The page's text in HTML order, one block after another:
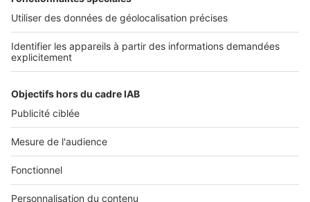
Tous nos services pro
Accès client
Mes annonces sur SeLoger
À DÉCOUVRIR
Tout l'immobilier
Toutes les villes
Tous les départements
Toutes les régions
SeLoger © 1992 - 2023